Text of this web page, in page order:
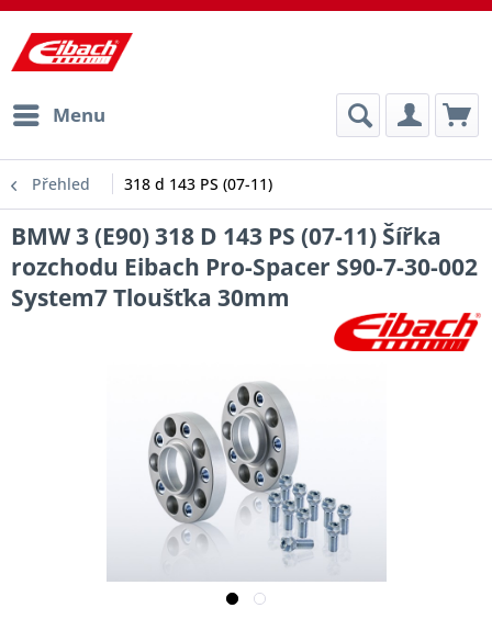
Menu
Přehled 318 d 143 PS (07-11)
BMW 3 (E90) 318 D 143 PS (07-11) Šířka
rozchodu Eibach Pro-Spacer S90-7-30-002
System7 Tloušťka 30mm